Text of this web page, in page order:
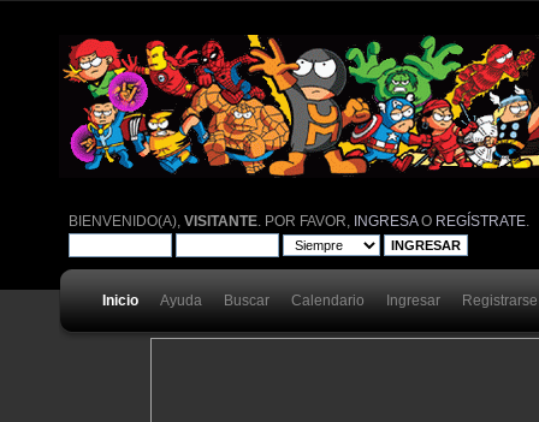
BIENVENIDO(A),VISITANTE . POR FAVOR, INGRESAO REGÍSTRATE
Inicio Ayuda Buscar Calendario Ingresar Registrarse